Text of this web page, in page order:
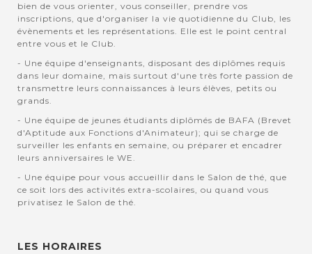
bien de vous orienter, vous conseiller, prendre vos
inscriptions, que d'organiser la vie quotidienne du Club, les
évènements et les représentations. Elle est le point central
entre vous et le Club.
- Une équipe d'enseignants, disposant des diplômes requis
dans leur domaine, mais surtout d'une très forte passion de
transmettre leurs connaissances à leurs élèves, petits ou
grands.
- Une équipe de jeunes étudiants diplômés de BAFA (Brevet
d'Aptitude aux Fonctions d'Animateur); qui se charge de
surveiller les enfants en semaine, ou préparer et encadrer
leurs anniversaires le WE.
- Une équipe pour vous accueillir dans le Salon de thé, que
ce soit lors des activités extra-scolaires, ou quand vous
privatisez le Salon de thé.
LES HORAIRES